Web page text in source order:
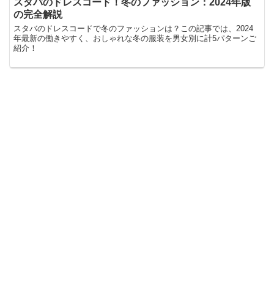
スタバのドレスコード！冬のファッション：2024年版
の完全解説
スタバのドレスコードで冬のファッションは？この記事では、2024
年最新の働きやすく、おしゃれな冬の服装を男女別に計5パターンご
紹介！